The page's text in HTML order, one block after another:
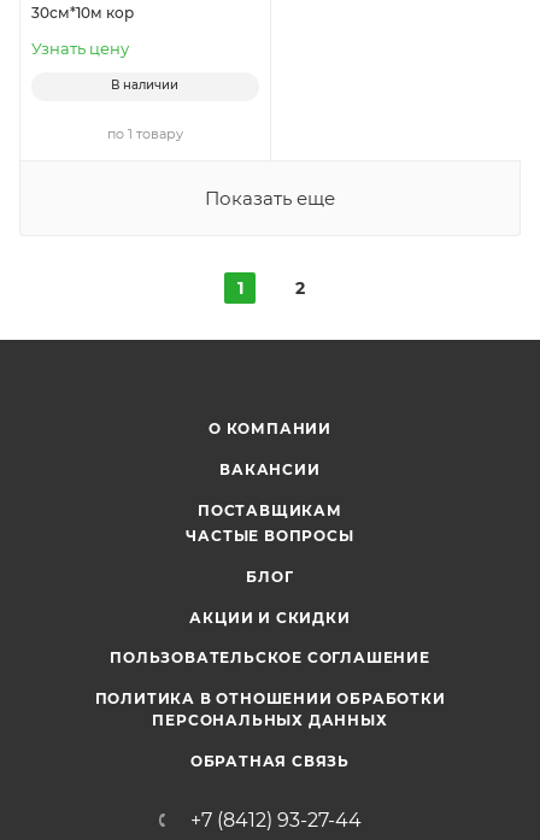
30см*10м кор
Узнать цену
В наличии
по 1 товару
Показать еще
1 2
О КОМПАНИИ
ВАКАНСИИ
ПОСТАВЩИКАМ
ЧАСТЫЕ ВОПРОСЫ
БЛОГ
АКЦИИ И СКИДКИ
ПОЛЬЗОВАТЕЛЬСКОЕ СОГЛАШЕНИЕ
ПОЛИТИКА В ОТНОШЕНИИ ОБРАБОТКИ
ПЕРСОНАЛЬНЫХ ДАННЫХ
ОБРАТНАЯ СВЯЗЬ
+7 (8412) 93-27-44